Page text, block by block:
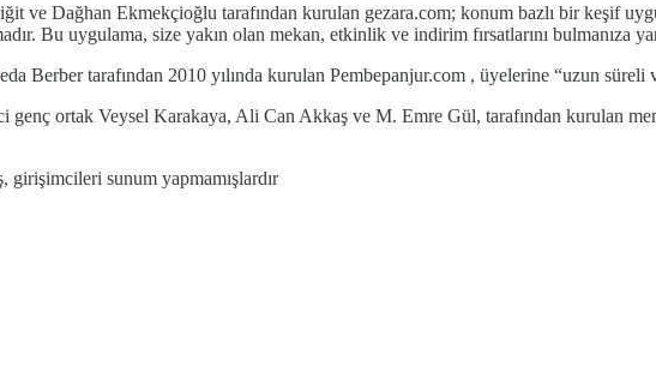
ve Dağhan Ekmekçioğlu tarafından kurulan gezara.com; konum bazlı bir keşif
Bu uygulama, size yakın olan mekan, etkinlik ve indirim fırsatlarını bulmanıza
Berber tarafından 2010 yılında kurulan Pembepanjur.com , üyelerine “uzun
genç ortak Veysel Karakaya, Ali Can Akkaş ve M. Emre Gül, tarafından kurulan
sunum yapmamışlardır